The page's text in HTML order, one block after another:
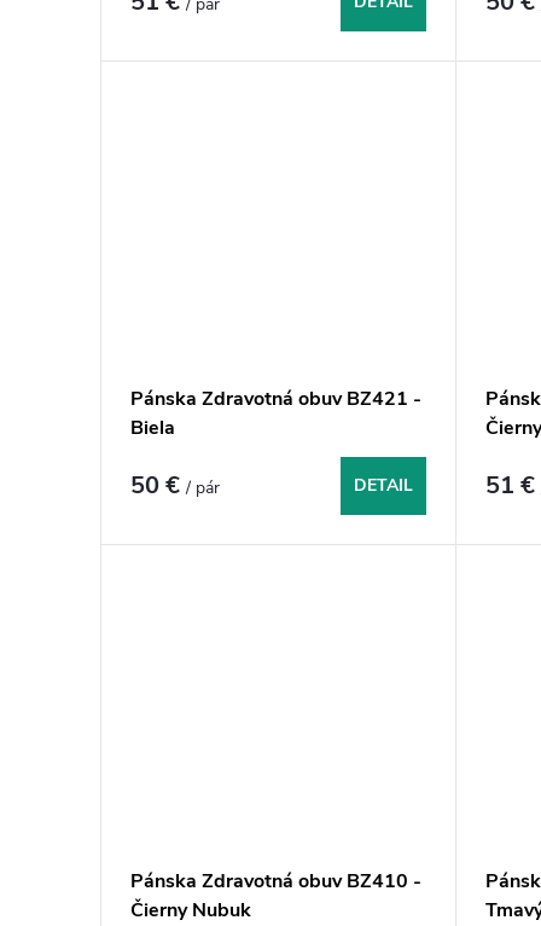
v
/ pár
Pánska Zdravotná obuv BZ421 -
Biela
50 €/ pár DETAIL 51 €
Pánska Zdravotná obuv BZ410 -
Čierny Nubuk